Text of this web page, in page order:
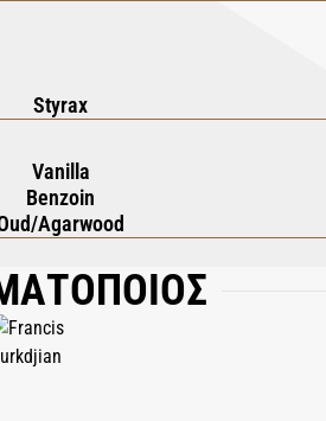
Styrax
Vanilla
Benzoin
Agarwood
ALCOHOL; PRUNUS AMYGDALUS
BUTTER; ARACHIDYL GLUCOSIDE; 1,2-
BENZOATE; CITRONELLOL; ALOE
BENZOATE; LIMONENE; TOCOPHEROL.